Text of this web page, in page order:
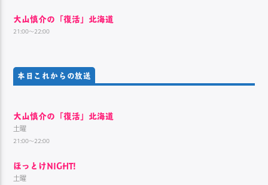
大山慎介の「復活」北海道
21:00～22:00
本日これからの放送
大山慎介の「復活」北海道
土曜
21:00～22:00
ほっとけNIGHT!
土曜